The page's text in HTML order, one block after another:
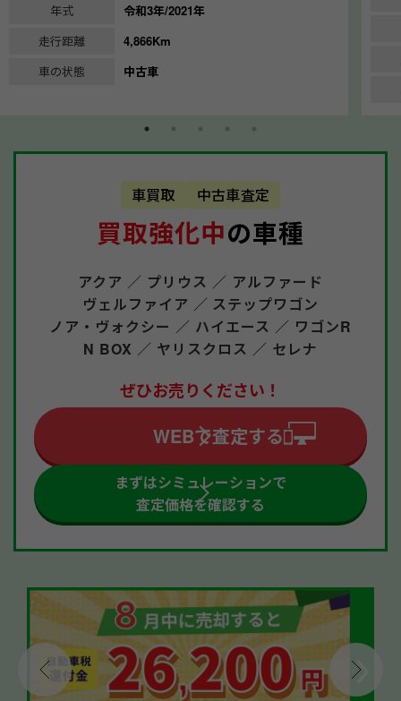
年式
令和3年/2021年
走行距離
4,866Km
車の状態
中古車
車買取 中古車査定
買取強化中の車種
アクア ／ プリウス ／ アルファード
ヴェルファイア ／ ステップワゴン
ノア・ヴォクシー ／ ハイエース ／ ワゴンR
N BOX ／ ヤリスクロス ／ セレナ
ぜひお売りください！
WEBで査定する
まずはシミュレーションで
査定価格を確認する